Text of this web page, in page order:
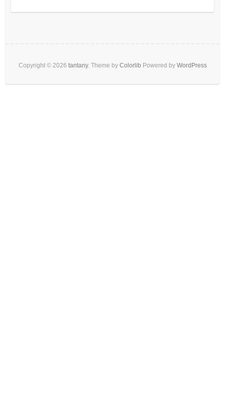
Copyright © 2026 tantany. Theme by Colorlib Powered by WordPress